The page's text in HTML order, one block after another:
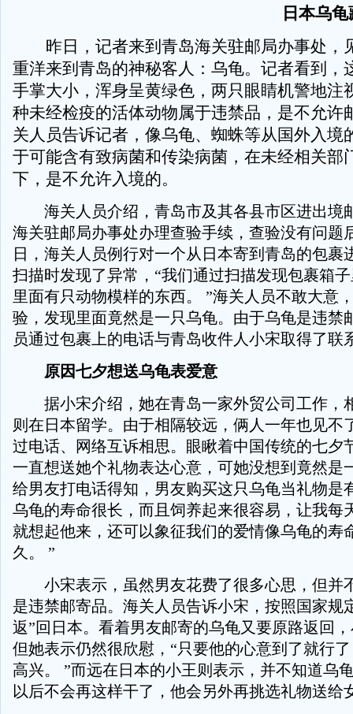
日本乌龟
昨日，记者来到青岛海关驻邮局办事处，
重洋来到青岛的神秘客人：乌龟。记者看到，
手掌大小，浑身呈黄绿色，两只眼睛机警地注
种未经检疫的活体动物属于违禁品，是不允许
关人员告诉记者，像乌龟、蜘蛛等从国外入境
于可能含有致病菌和传染病菌，在未经相关部
下，是不允许入境的。
海关人员介绍，青岛市及其各县市区进出境
海关驻邮局办事处办理查验手续，查验没有问题
日，海关人员例行对一个从日本寄到青岛的包裹
扫描时发现了异常，“我们通过扫描发现包裹箱
里面有只动物模样的东西。 ”海关人员不敢大意
验，发现里面竟然是一只乌龟。由于乌龟是违禁
员通过包裹上的电话与青岛收件人小宋取得了联
原因七夕想送乌龟表爱意
据小宋介绍，她在青岛一家外贸公司工作，
则在日本留学。由于相隔较远，俩人一年也见不
过电话、网络互诉相思。眼瞅着中国传统的七夕
一直想送她个礼物表达心意，可她没想到竟然是
给男友打电话得知，男友购买这只乌龟当礼物是
乌龟的寿命很长，而且饲养起来很容易，让我每
就想起他来，还可以象征我们的爱情像乌龟的寿
久。 ”
小宋表示，虽然男友花费了很多心思，但并
是违禁邮寄品。海关人员告诉小宋，按照国家规
返”回日本。看着男友邮寄的乌龟又要原路返回
但她表示仍然很欣慰，“只要他的心意到了就行
高兴。 ”而远在日本的小王则表示，并不知道乌
以后不会再这样干了，他会另外再挑选礼物送给